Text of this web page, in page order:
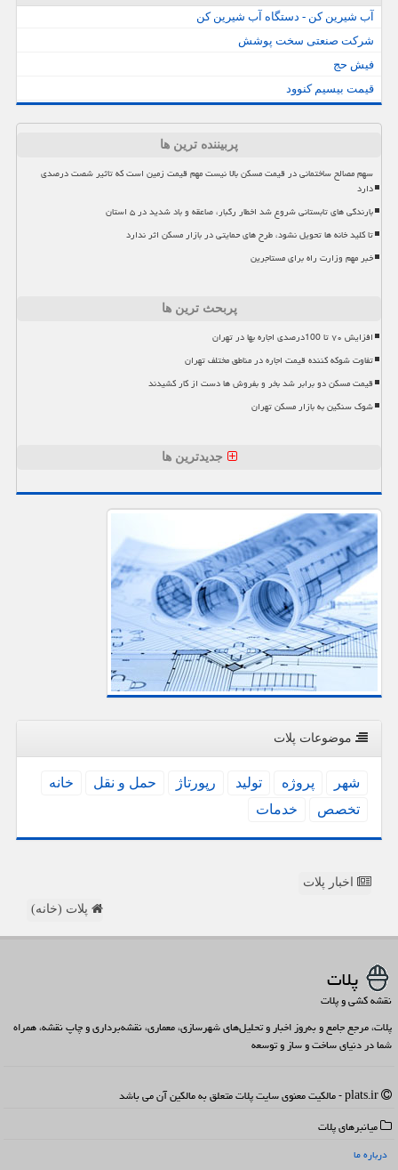
آب شیرین کن - دستگاه آب شیرین کن
شرکت صنعتی سخت پوشش
فیش حج
قیمت بیسیم کنوود
پربیننده ترین ها
سهم مصالح ساختمانی در قیمت مسکن بالا نیست مهم قیمت زمین است که تاثیر شصت درصدی
دارد
بارندگی های تابستانی شروع شد اخطار رگبار، صاعقه و باد شدید در ۵ استان
تا کلید خانه ها تحویل نشود، طرح های حمایتی در بازار مسکن اثر ندارد
خبر مهم وزارت راه برای مستاجرین
پربحث ترین ها
افزایش ۷۰ تا 100درصدی اجاره بها در تهران
تفاوت شوکه کننده قیمت اجاره در مناطق مختلف تهران
قیمت مسکن دو برابر شد بخر و بفروش ها دست از کار کشیدند
شوک سنگین به بازار مسکن تهران
جدیدترین ها
موضوعات پلات
شهر پروژه تولید رپورتاژ حمل و نقل
خانه
تخصص
خدمات
اخبار پلات
پلات (خانه)
پلات
نقشه کشی و پلات
پلات، مرجع جامع و به‌روز اخبار و تحلیل‌های شهرسازی، معماری، نقشه‌برداری و چاپ نقشه، همراه
شما در دنیای ساخت و ساز و توسعه
میانبرهای پلات
درباره ما